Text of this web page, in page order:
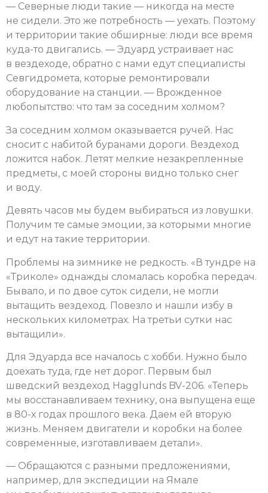
— Северные люди такие — никогда на месте
не сидели. Это же потребность — уехать. Поэтому
и территории такие обширные: люди все время
куда-то двигались. — Эдуард устраивает нас
в вездеходе, обратно с нами едут специалисты
Севгидромета, которые ремонтировали
оборудование на станции. — Врожденное
любопытство: что там за соседним холмом?
За соседним холмом оказывается ручей. Нас
сносит с набитой буранами дороги. Вездеход
ложится набок. Летят мелкие незакрепленные
предметы, с моей стороны видно только снег
и воду.
Девять часов мы будем выбираться из ловушки.
Получим те самые эмоции, за которыми многие
и едут на такие территории.
Проблемы на зимнике не редкость. «В тундре на
«Триколе» однажды сломалась коробка передач.
Бывало, и по двое суток сидели, не могли
вытащить вездеход. Повезло и нашли избу в
нескольких километрах. На третьи сутки нас
вытащили».
Для Эдуарда все началось с хобби. Нужно было
доехать туда, где нет дорог. Первым был
шведский вездеход Hagglunds BV-206. «Теперь
мы восстанавливаем технику, она выпущена еще
в 80-х годах прошлого века. Даем ей вторую
жизнь. Меняем двигатели и коробки на более
современные, изготавливаем детали».
— Обращаются с разными предложениями,
например, для экспедиции на Ямале